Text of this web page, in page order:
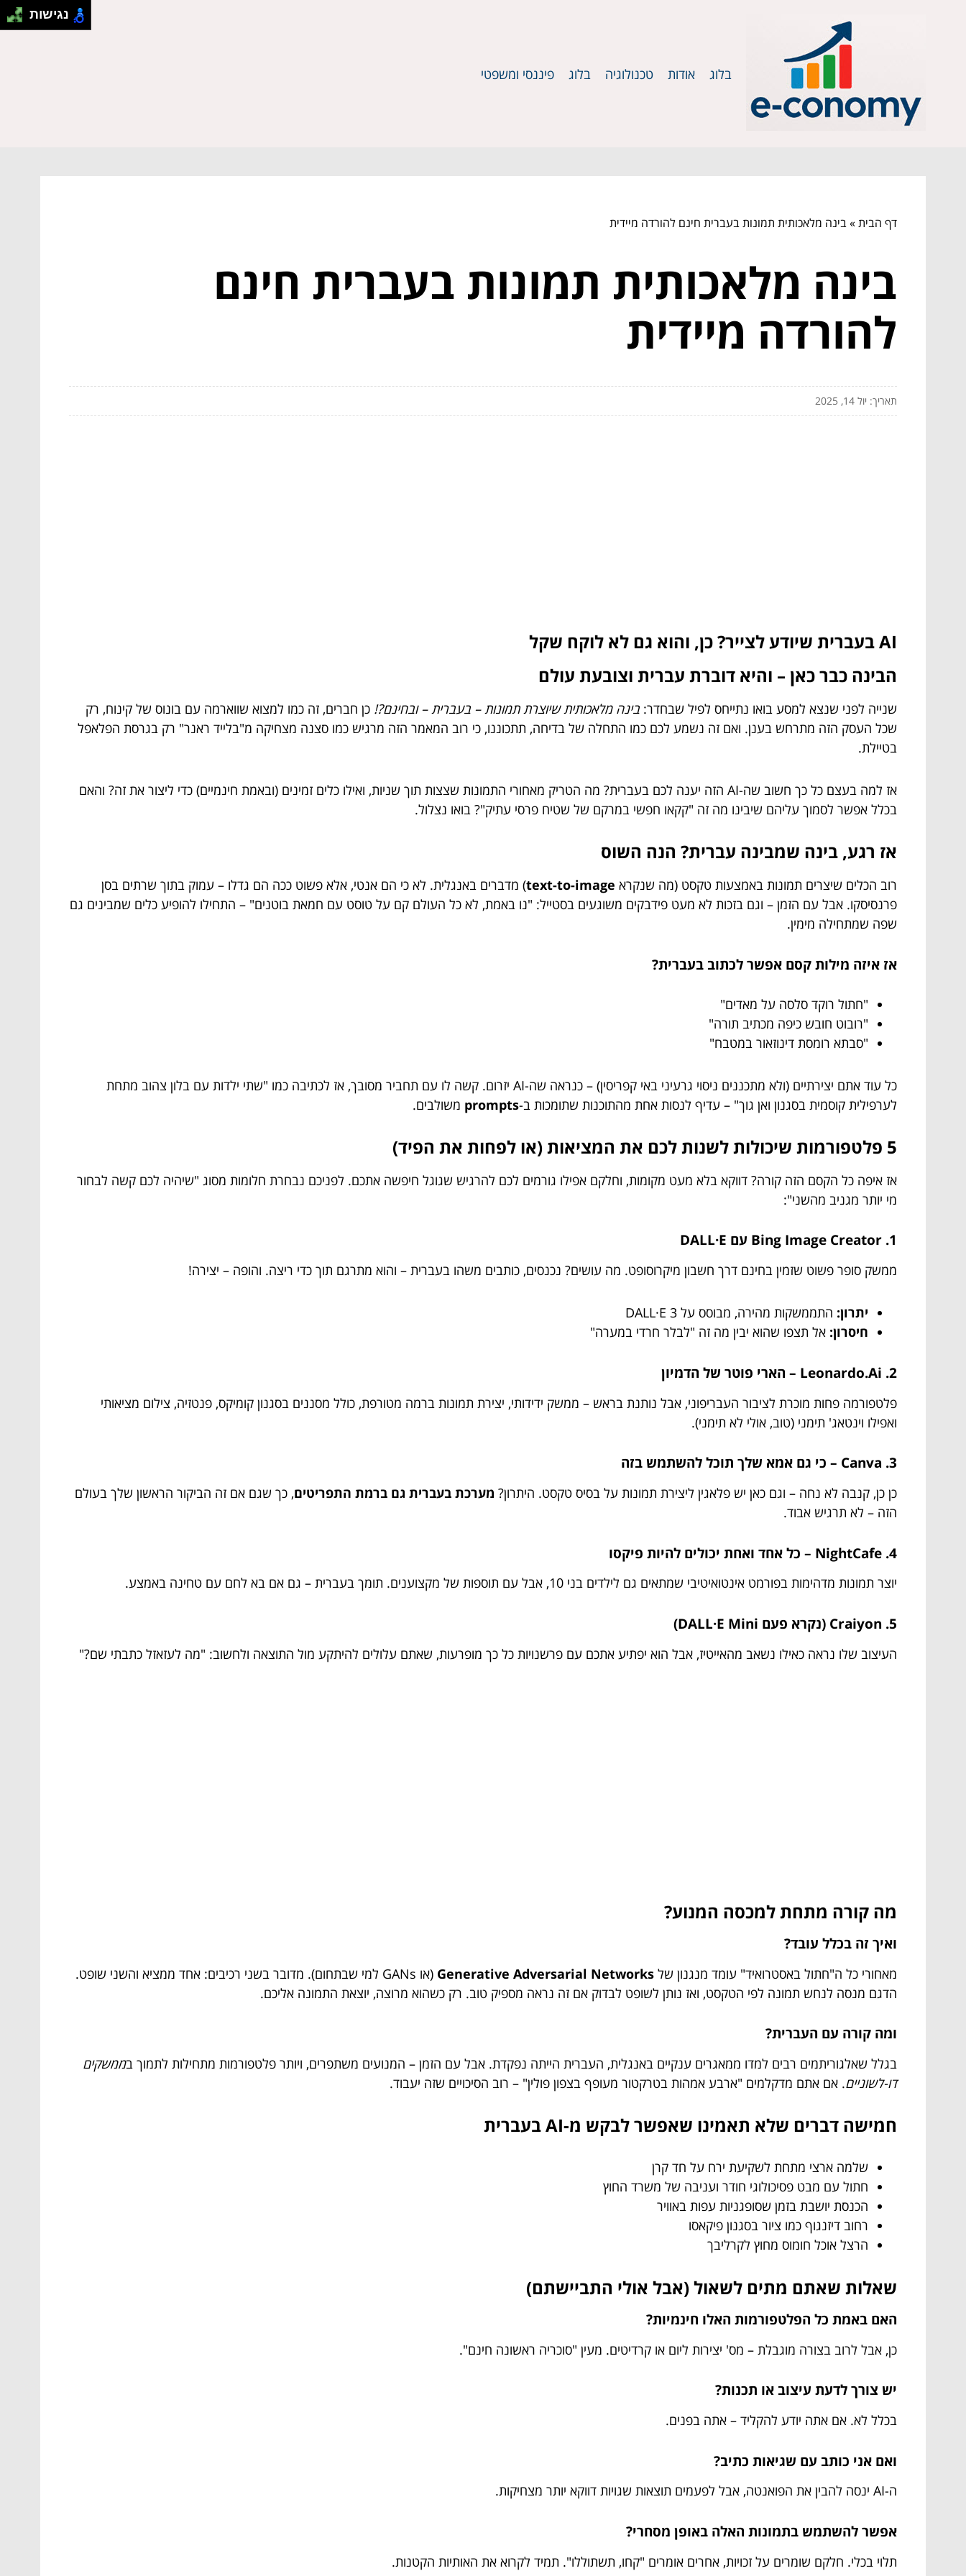
בלוג אודות טכנולוגיה בלוג פיננסי ומשפטי
דף הבית»בינה מלאכותית תמונות בעברית חינם להורדה מיידית
בינה מלאכותית תמונות בעברית חינם
להורדה מיידית
תאריך: יול 14, 2025
AI בעברית שיודע לצייר? כן, והוא גם לא לוקח שקל
הבינה כבר כאן – והיא דוברת עברית וצובעת עולם
שנייה לפני שנצא למסע בואו נתייחס לפיל שבחדר: בינה מלאכותית שיוצרת תמונות – בעברית – ובחינם?! כן חברים, זה כמו למצוא שווארמה עם בונוס של קינוח, רק
שכל העסק הזה מתרחש בענן. ואם זה נשמע לכם כמו התחלה של בדיחה, תתכוננו, כי רוב המאמר הזה מרגיש כמו סצנה מצחיקה מ"בלייד ראנר" רק בגרסת הפלאפל
בטיילת.
אז למה בעצם כל כך חשוב שה-AI הזה יענה לכם בעברית? מה הטריק מאחורי התמונות שצצות תוך שניות, ואילו כלים זמינים (ובאמת חינמיים) כדי ליצור את זה? והאם
בכלל אפשר לסמוך עליהם שיבינו מה זה "קקאו חפשי במרקם של שטיח פרסי עתיק"? בואו נצלול.
אז רגע, בינה שמבינה עברית? הנה השוס
רוב הכלים שיצרים תמונות באמצעות טקסט (מה שנקרא text-to-image) מדברים באנגלית. לא כי הם אנטי, אלא פשוט ככה הם גדלו – עמוק בתוך שרתים בסן
פרנסיסקו. אבל עם הזמן – וגם בזכות לא מעט פידבקים משוגעים בסטייל: "נו באמת, לא כל העולם קם על טוסט עם חמאת בוטנים" – התחילו להופיע כלים שמבינים גם
שפה שמתחילה מימין.
אז איזה מילות קסם אפשר לכתוב בעברית?
"חתול רוקד סלסה על מאדים"
"רובוט חובש כיפה מכתיב תורה"
"סבתא רומסת דינוזאור במטבח"
כל עוד אתם יצירתיים (ולא מתכננים ניסוי גרעיני באי קפריסין) – כנראה שה-AI יזרום. קשה לו עם תחביר מסובך, אז לכתיבה כמו "שתי ילדות עם בלון צהוב מתחת
לערפילית קוסמית בסגנון ואן גוך" – עדיף לנסות אחת מהתוכנות שתומכות ב-prompts משולבים.
5 פלטפורמות שיכולות לשנות לכם את המציאות (או לפחות את הפיד)
אז איפה כל הקסם הזה קורה? דווקא בלא מעט מקומות, וחלקם אפילו גורמים לכם להרגיש שגוגל חיפשה אתכם. לפניכם נבחרת חלומות מסוג "שיהיה לכם קשה לבחור
מי יותר מגניב מהשני":
1. Bing Image Creator עם DALL·E
ממשק סופר פשוט שזמין בחינם דרך חשבון מיקרוסופט. מה עושים? נכנסים, כותבים משהו בעברית – והוא מתרגם תוך כדי ריצה. והופה – יצירה!
יתרון: התממשקות מהירה, מבוסס על DALL·E 3
חיסרון: אל תצפו שהוא יבין מה זה "לבלר חרדי במערה"
2. Leonardo.Ai – הארי פוטר של הדמיון
פלטפורמה פחות מוכרת לציבור העבריפוני, אבל נותנת בראש – ממשק ידידותי, יצירת תמונות ברמה מטורפת, כולל מסננים בסגנון קומיקס, פנטזיה, צילום מציאותי
ואפילו וינטאג' תימני (טוב, אולי לא תימני).
3. Canva – כי גם אמא שלך תוכל להשתמש בזה
כן כן, קנבה לא נחה – וגם כאן יש פלאגין ליצירת תמונות על בסיס טקסט. היתרון? מערכת בעברית גם ברמת התפריטים, כך שגם אם זה הביקור הראשון שלך בעולם
הזה – לא תרגיש אבוד.
4. NightCafe – כל אחד ואחת יכולים להיות פיקסו
יוצר תמונות מדהימות בפורמט אינטואיטיבי שמתאים גם לילדים בני 10, אבל עם תוספות של מקצוענים. תומך בעברית – גם אם בא לחם עם טחינה באמצע.
5. Craiyon (נקרא פעם DALL·E Mini)
העיצוב שלו נראה כאילו נשאב מהאייטיז, אבל הוא יפתיע אתכם עם פרשנויות כל כך מופרעות, שאתם עלולים להיתקע מול התוצאה ולחשוב: "מה לעזאזל כתבתי שם?"
מה קורה מתחת למכסה המנוע?
ואיך זה בכלל עובד?
מאחורי כל ה"חתול באסטרואיד" עומד מנגנון של Generative Adversarial Networks
(או GANs למי שבתחום). מדובר בשני רכיבים: אחד ממציא והשני שופט.
הדגם מנסה לנחש תמונה לפי הטקסט, ואז נותן לשופט לבדוק אם זה נראה מספיק טוב. רק כשהוא מרוצה, יוצאת התמונה אליכם.
ומה קורה עם העברית?
בגלל שאלגוריתמים רבים למדו ממאגרים ענקיים באנגלית, העברית הייתה נפקדת. אבל עם הזמן – המנועים משתפרים, ויותר פלטפורמות מתחילות לתמוך בממשקים
דו-לשוניים. אם אתם מדקלמים "ארבע אמהות בטרקטור מעופף בצפון פולין" – רוב הסיכויים שזה יעבוד.
חמישה דברים שלא תאמינו שאפשר לבקש מ-AI בעברית
שלמה ארצי מתחת לשקיעת ירח על חד קרן
חתול עם מבט פסיכולוגי חודר ועניבה של משרד החוץ
הכנסת יושבת בזמן שסופגניות עפות באוויר
רחוב דיזנגוף כמו ציור בסגנון פיקאסו
הרצל אוכל חומוס מחוץ לקרליבך
שאלות שאתם מתים לשאול (אבל אולי התביישתם)
האם באמת כל הפלטפורמות האלו חינמיות?
כן, אבל לרוב בצורה מוגבלת – מס' יצירות ליום או קרדיטים. מעין "סוכריה ראשונה חינם".
יש צורך לדעת עיצוב או תכנות?
בכלל לא. אם אתה יודע להקליד – אתה בפנים.
ואם אני כותב עם שגיאות כתיב?
ה-AI ינסה להבין את הפואנטה, אבל לפעמים תוצאות שגויות דווקא יותר מצחיקות.
אפשר להשתמש בתמונות האלה באופן מסחרי?
תלוי בכלי. חלקם שומרים על זכויות, אחרים אומרים "קחו, תשתוללו". תמיד לקרוא את האותיות הקטנות.
נגישות